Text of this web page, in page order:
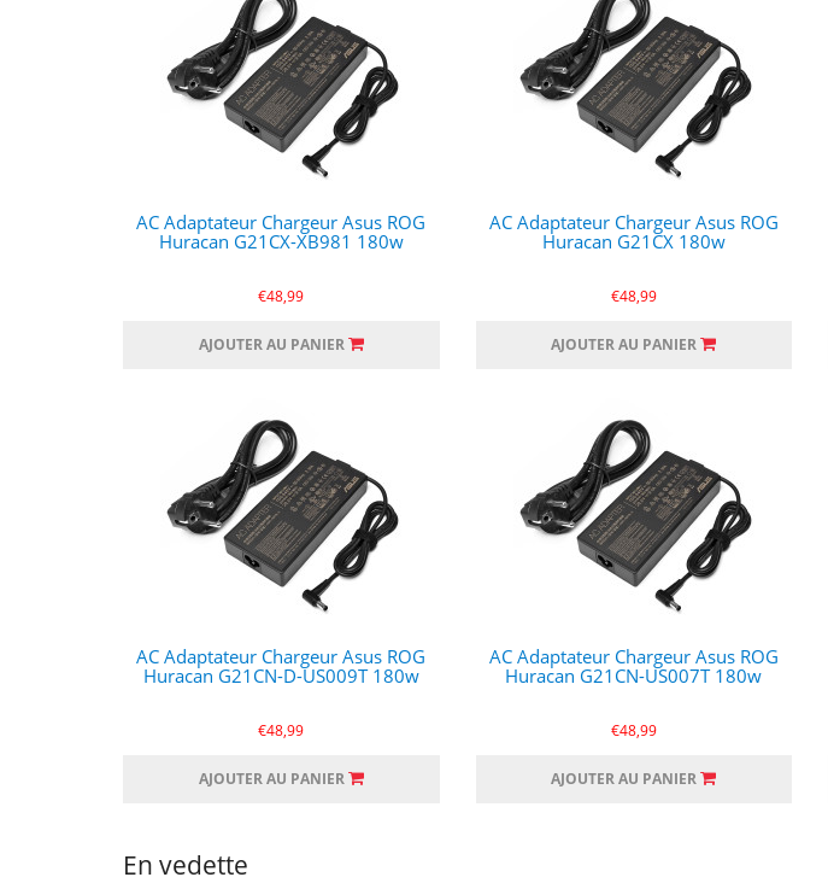
AC Adaptateur Chargeur Asus ROG
Huracan G21CX-XB981 180w
€48,99
AJOUTER AU PANIER
AC Adaptateur Chargeur Asus ROG
Huracan G21CX 180w
€48,99
AJOUTER AU PANIER
AC Adaptateur Chargeur Asus ROG
Huracan G21CN-D-US009T 180w
€48,99
AJOUTER AU PANIER
AC Adaptateur Chargeur Asus ROG
Huracan G21CN-US007T 180w
€48,99
AJOUTER AU PANIER
En vedette